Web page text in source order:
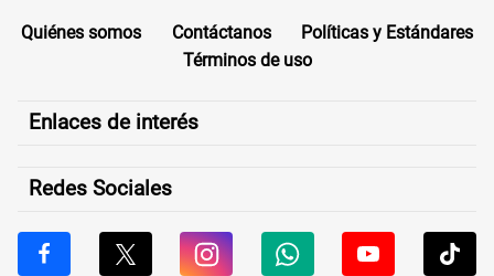
Quiénes somos Contáctanos
Políticas y Estándares
Términos de uso
Enlaces de interés
Redes Sociales